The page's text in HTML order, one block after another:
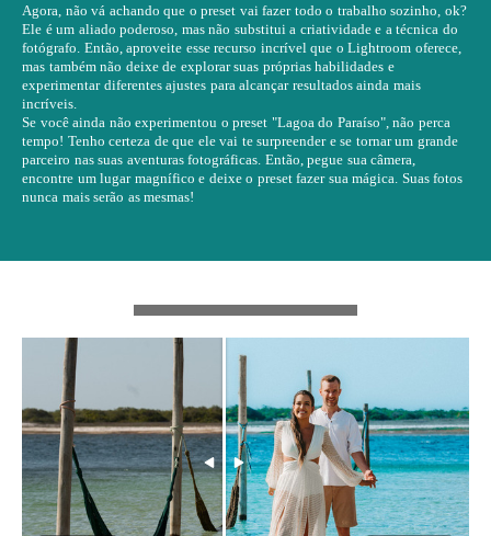
Agora, não vá achando que o preset vai fazer todo o trabalho sozinho, ok?
Ele é um aliado poderoso, mas não substitui a criatividade e a técnica do
fotógrafo. Então, aproveite esse recurso incrível que o Lightroom oferece,
mas também não deixe de explorar suas próprias habilidades e
experimentar diferentes ajustes para alcançar resultados ainda mais
incríveis.
Se você ainda não experimentou o preset "Lagoa do Paraíso", não perca
tempo! Tenho certeza de que ele vai te surpreender e se tornar um grande
parceiro nas suas aventuras fotográficas. Então, pegue sua câmera,
encontre um lugar magnífico e deixe o preset fazer sua mágica. Suas fotos
nunca mais serão as mesmas!